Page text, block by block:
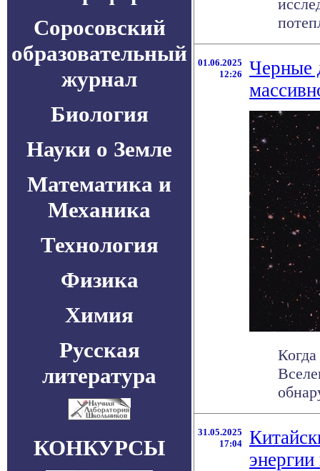
Соросовский
образовательный
журнал
Биология
Науки о Земле
Математика и
Механика
Технология
Физика
Химия
Русская
литература
КОНКУРСЫ
01.06.2025
12:26
Черные
31.05.2025
17:04